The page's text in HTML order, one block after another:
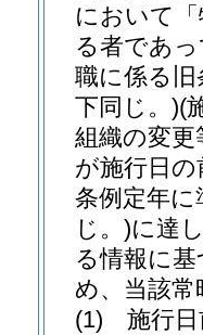
において
る者であ
職に係る旧
下同じ。)(
組織の変
が施行日
条例定年
じ。)に達
る情報に
め、当該
(1)
施行